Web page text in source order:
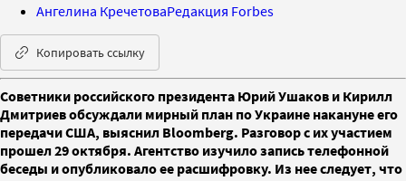
Ангелина КречетоваРедакция Forbes
Копировать ссылку
Советники российского президента Юрий Ушаков и Кирилл
Дмитриев обсуждали мирный план по Украине накануне его
передачи США, выяснил Bloomberg. Разговор с их участием
прошел 29 октября. Агентство изучило запись телефонной
беседы и опубликовало ее расшифровку. Из нее следует, что